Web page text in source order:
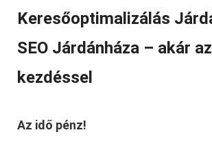
Keresőoptimalizálás
SEO Járdánháza – akár
kezdéssel
Az idő pénz!